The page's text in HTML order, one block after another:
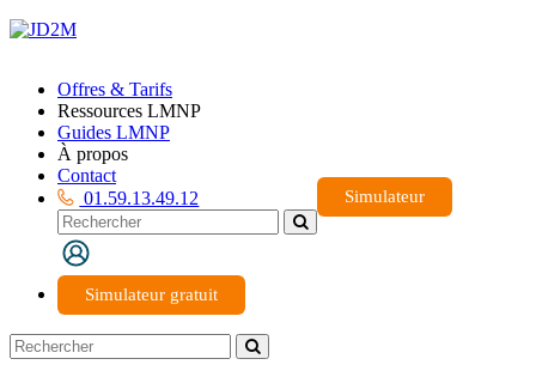
Offres & Tarifs
Ressources LMNP
Guides LMNP
À propos
Contact
01.59.13.49.12
Simulateur gratuit
Simulateur